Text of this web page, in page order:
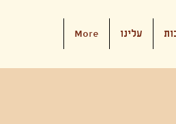
עלינו More